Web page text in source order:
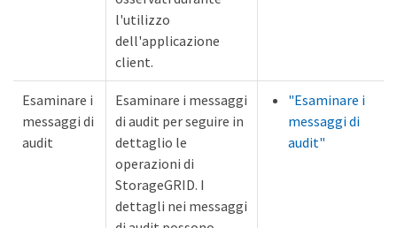
l'utilizzo
dell'applicazione
client.
Esaminare i
messaggi di
audit
Esaminare i messaggi
di audit per seguire in
dettaglio le
operazioni di
StorageGRID. I
dettagli nei messaggi
"Esaminare i
messaggi di
audit"